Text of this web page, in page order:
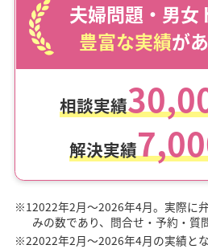
夫婦問題・男女
豊富な実績が
相談実績
解決実績
※12022年2月～2026年4月。実際に
みの数であり、問合せ・予約・質
※22022年2月～2026年4月の実績とな